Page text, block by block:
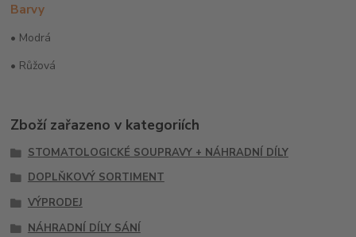
Barvy
• Modrá
• Růžová
Zboží zařazeno v kategoriích
STOMATOLOGICKÉ SOUPRAVY + NÁHRADNÍ DÍLY
DOPLŇKOVÝ SORTIMENT
VÝPRODEJ
NÁHRADNÍ DÍLY SÁNÍ